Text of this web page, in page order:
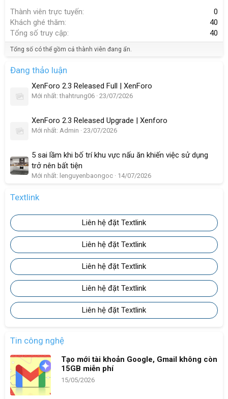
Thành viên trực tuyến
0
Khách ghé thăm
40
Tổng số truy cập
40
Tổng số có thể gồm cả thành viên đang ẩn.
Đang thảo luận
XenForo 2.3 Released Full | XenForo
Mới nhất: thahtrung06 23/07/2026
XenForo 2.3 Released Upgrade | Xenforo
Mới nhất: Admin 23/07/2026
5 sai lầm khi bố trí khu vực nấu ăn khiến việc sử dụng
trở nên bất tiện
Mới nhất: lenguyenbaongoc 14/07/2026
Textlink
Liên hệ đặt Textlink
Liên hệ đặt Textlink
Liên hệ đặt Textlink
Liên hệ đặt Textlink
Liên hệ đặt Textlink
Tin công nghệ
Tạo mới tài khoản Google, Gmail không còn
15GB miễn phí
15/05/2026